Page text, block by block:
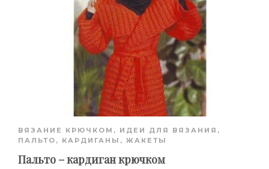
ВЯЗАНИЕ КРЮЧКОМ , ИДЕИ ДЛЯ ВЯЗАНИЯ ,
ПАЛЬТО, КАРДИГАНЫ, ЖАКЕТЫ
Пальто – кардиган крючком